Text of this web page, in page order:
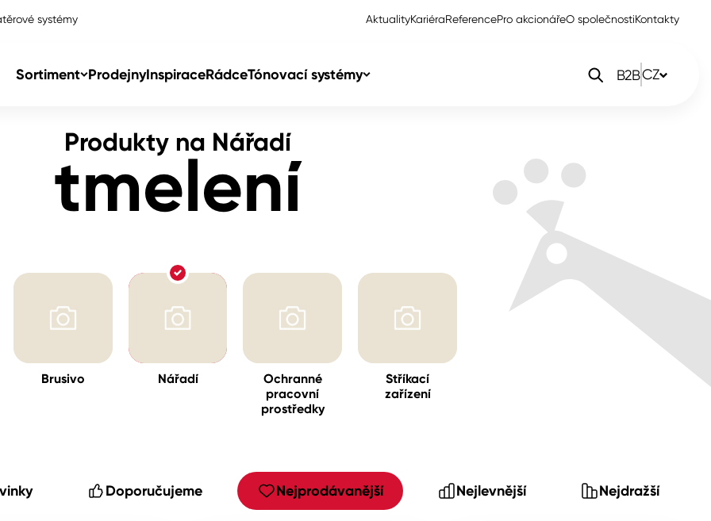
systémy AktualityKariéraReferencePro akcionářeO společnostiKontakty
Sortiment ProdejnyInspiraceRádceTónovací systémy B2BCZ
EN
Produkty na Nářadí
tmelení
Brusivo Nářadí
Ochranné
pracovní
prostředky
Stříkací
zařízení
Doporučujeme Nejprodávanější Nejlevnější Nejdražší